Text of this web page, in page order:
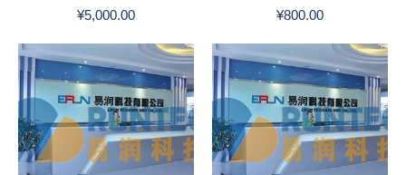
¥5,000.00 ¥800.00